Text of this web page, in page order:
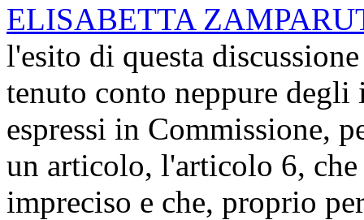
ELISABETTA
l'esito di questa
tenuto conto neppure
espressi in Commissione,
un articolo, l'articolo 6, che
impreciso e che, proprio